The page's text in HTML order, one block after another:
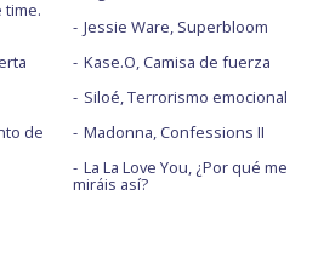
time.
de
Jessie Ware, Superbloom
Kase.O, Camisa de fuerza
Siloé, Terrorismo emocional
Madonna, Confessions II
La La Love You, ¿Por qué me
miráis así?